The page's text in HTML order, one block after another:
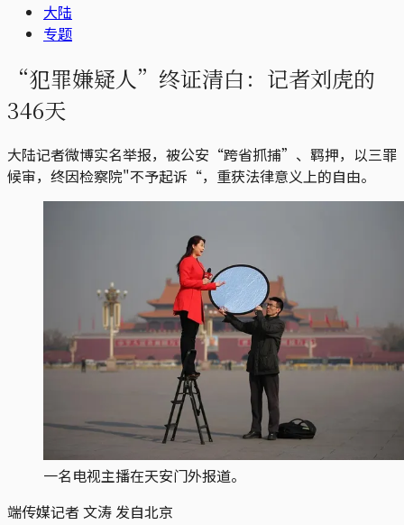
大陆
专题
“犯罪嫌疑人”终证清白：记者刘虎的
346天
大陆记者微博实名举报，被公安“跨省抓捕”、羁押，以三罪
候审，终因检察院"不予起诉“，重获法律意义上的自由。
一名电视主播在天安门外报道。
端传媒记者 文涛 发自北京